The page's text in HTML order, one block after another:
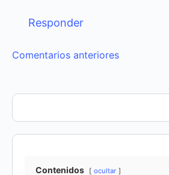
Responder
Navegación
comentarios
Comentarios anteriores
Contenidos ocultar